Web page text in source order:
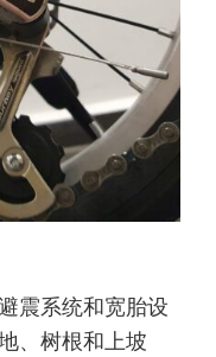
震系统和宽胎设
、树根和上坡